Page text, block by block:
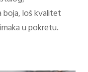
loš kvalitet
u pokretu.